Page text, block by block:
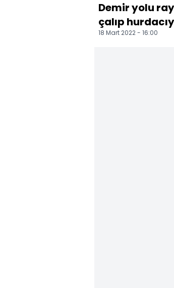
Demir yolu
çalıp
sattılar
18 Mart 2022 - 16:00